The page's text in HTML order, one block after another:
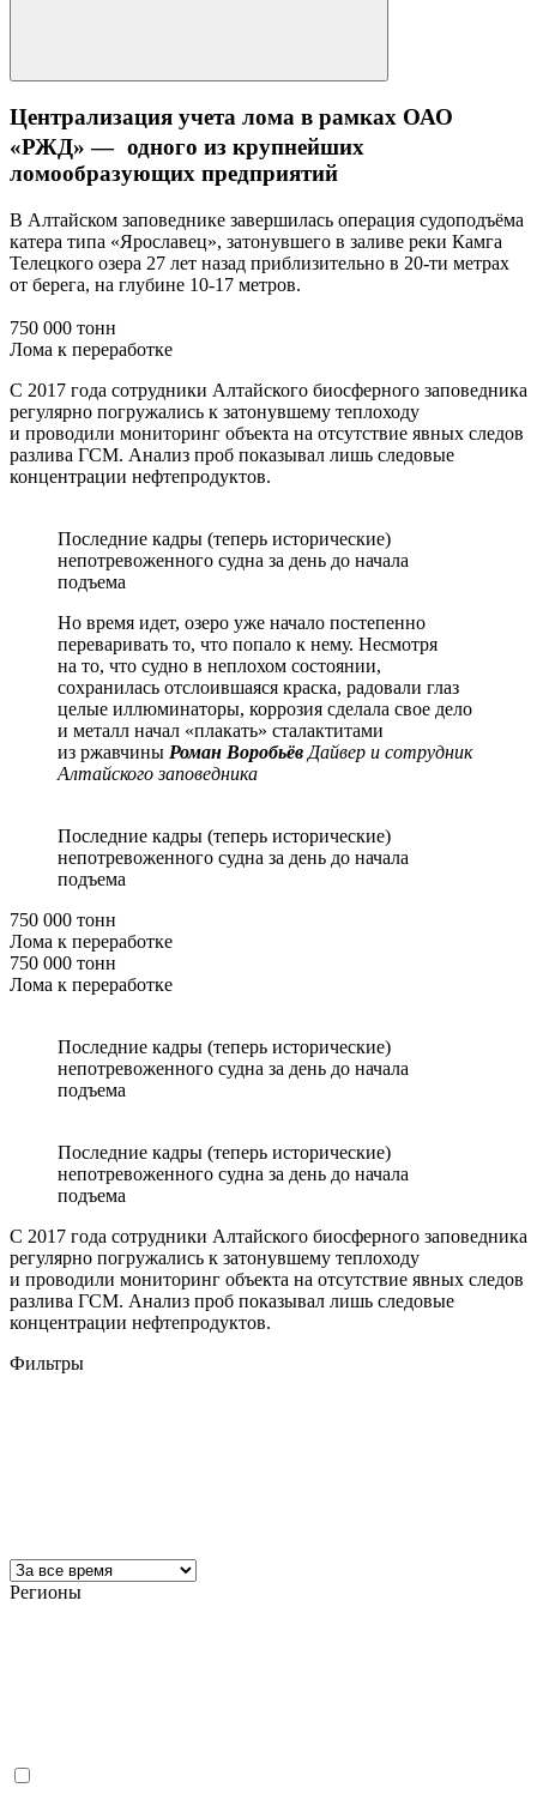
Централизация учета лома в рамках ОАО
«РЖД» — одного из крупнейших
ломообразующих предприятий
В Алтайском заповеднике завершилась операция судоподъёма
катера типа «Ярославец», затонувшего в заливе реки Камга
Телецкого озера 27 лет назад приблизительно в 20-ти метрах
от берега, на глубине 10-17 метров.
750 000 тонн
Лома к переработке
С 2017 года сотрудники Алтайского биосферного заповедника
регулярно погружались к затонувшему теплоходу
и проводили мониторинг объекта на отсутствие явных следов
разлива ГСМ. Анализ проб показывал лишь следовые
концентрации нефтепродуктов.
Последние кадры (теперь исторические)
непотревоженного судна за день до начала
подъема
Но время идет, озеро уже начало постепенно
переваривать то, что попало к нему. Несмотря
на то, что судно в неплохом состоянии,
сохранилась отслоившаяся краска, радовали глаз
целые иллюминаторы, коррозия сделала свое дело
и металл начал «плакать» сталактитами
из ржавчины Роман Воробьёв Дайвер и сотрудник
Алтайского заповедника
Последние кадры (теперь исторические)
непотревоженного судна за день до начала
подъема
750 000 тонн
Лома к переработке
750 000 тонн
Лома к переработке
Последние кадры (теперь исторические)
непотревоженного судна за день до начала
подъема
Последние кадры (теперь исторические)
непотревоженного судна за день до начала
подъема
С 2017 года сотрудники Алтайского биосферного заповедника
регулярно погружались к затонувшему теплоходу
и проводили мониторинг объекта на отсутствие явных следов
разлива ГСМ. Анализ проб показывал лишь следовые
концентрации нефтепродуктов.
Фильтры
Регионы